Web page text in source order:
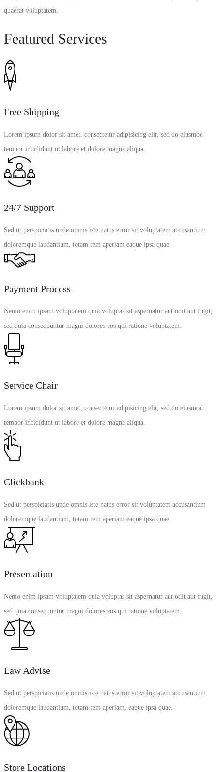
quaerat voluptatem.
Featured Services
Free Shipping
Lorem ipsum dolor sit amet, consectetur adipisicing elit, sed do eiusmod
tempor incididunt ut labore et dolore magna aliqua.
24/7 Support
Sed ut perspiciatis unde omnis iste natus error sit voluptatem accusantium
doloremque laudantium, totam rem aperiam eaque ipsa quae.
Payment Process
Nemo enim ipsam voluptatem quia voluptas sit aspernatur aut odit aut fugit,
sed quia consequuntur magni dolores eos qui ratione voluptatem.
Service Chair
Lorem ipsum dolor sit amet, consectetur adipisicing elit, sed do eiusmod
tempor incididunt ut labore et dolore magna aliqua.
Clickbank
Sed ut perspiciatis unde omnis iste natus error sit voluptatem accusantium
doloremque laudantium, totam rem aperiam eaque ipsa quae.
Presentation
Nemo enim ipsam voluptatem quia voluptas sit aspernatur aut odit aut fugit,
sed quia consequuntur magni dolores eos qui ratione voluptatem.
Law Advise
Sed ut perspiciatis unde omnis iste natus error sit voluptatem accusantium
doloremque laudantium, totam rem aperiam, eaque ipsa quae.
Store Locations